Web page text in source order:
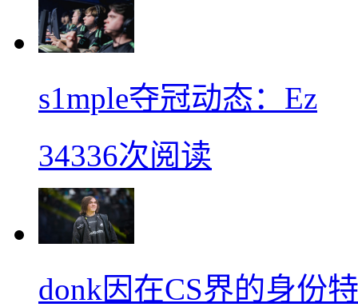
s1mple夺冠动态：Ez
34336次阅读
donk因在CS界的身份